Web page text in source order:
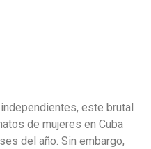
este brutal
de mujeres en Cuba
del año. Sin embargo,